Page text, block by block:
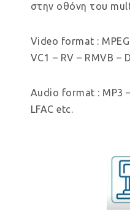
στην οθόνη του
Video format :
VC1 – RV – RMVB –
Audio format : MP3
LFAC etc.